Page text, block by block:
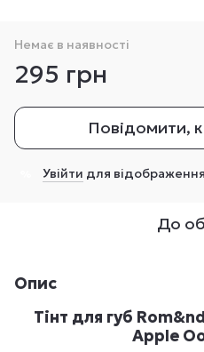
Немає в наявності
295 грн
Повідомити,
Увійти для
До
Опис
Тінт для губ
Apple